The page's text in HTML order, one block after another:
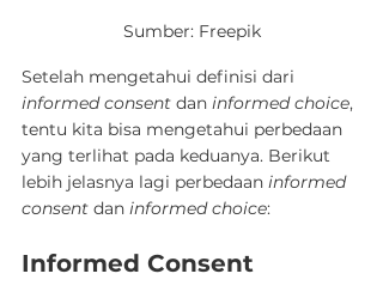
Sumber: Freepik
Setelah mengetahui definisi dari
informed consent dan informed choice,
tentu kita bisa mengetahui perbedaan
yang terlihat pada keduanya. Berikut
lebih jelasnya lagi perbedaan informed
consent dan informed choice:
Informed Consent